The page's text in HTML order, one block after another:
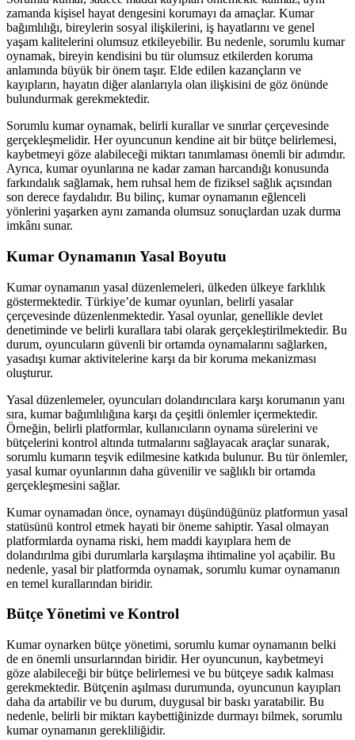
zamanda kişisel hayat dengesini korumayı da amaçlar. Kumar
bağımlılığı, bireylerin sosyal ilişkilerini, iş hayatlarını ve genel
yaşam kalitelerini olumsuz etkileyebilir. Bu nedenle, sorumlu kumar
oynamak, bireyin kendisini bu tür olumsuz etkilerden koruma
anlamında büyük bir önem taşır. Elde edilen kazançların ve
kayıpların, hayatın diğer alanlarıyla olan ilişkisini de göz önünde
bulundurmak gerekmektedir.
Sorumlu kumar oynamak, belirli kurallar ve sınırlar çerçevesinde
gerçekleşmelidir. Her oyuncunun kendine ait bir bütçe belirlemesi,
kaybetmeyi göze alabileceği miktarı tanımlaması önemli bir adımdır.
Ayrıca, kumar oyunlarına ne kadar zaman harcandığı konusunda
farkındalık sağlamak, hem ruhsal hem de fiziksel sağlık açısından
son derece faydalıdır. Bu bilinç, kumar oynamanın eğlenceli
yönlerini yaşarken aynı zamanda olumsuz sonuçlardan uzak durma
imkânı sunar.
Kumar Oynamanın Yasal Boyutu
Kumar oynamanın yasal düzenlemeleri, ülkeden ülkeye farklılık
göstermektedir. Türkiye’de kumar oyunları, belirli yasalar
çerçevesinde düzenlenmektedir. Yasal oyunlar, genellikle devlet
denetiminde ve belirli kurallara tabi olarak gerçekleştirilmektedir. Bu
durum, oyuncuların güvenli bir ortamda oynamalarını sağlarken,
yasadışı kumar aktivitelerine karşı da bir koruma mekanizması
oluşturur.
Yasal düzenlemeler, oyuncuları dolandırıcılara karşı korumanın yanı
sıra, kumar bağımlılığına karşı da çeşitli önlemler içermektedir.
Örneğin, belirli platformlar, kullanıcıların oynama sürelerini ve
bütçelerini kontrol altında tutmalarını sağlayacak araçlar sunarak,
sorumlu kumarın teşvik edilmesine katkıda bulunur. Bu tür önlemler,
yasal kumar oyunlarının daha güvenilir ve sağlıklı bir ortamda
gerçekleşmesini sağlar.
Kumar oynamadan önce, oynamayı düşündüğünüz platformun yasal
statüsünü kontrol etmek hayati bir öneme sahiptir. Yasal olmayan
platformlarda oynama riski, hem maddi kayıplara hem de
dolandırılma gibi durumlarla karşılaşma ihtimaline yol açabilir. Bu
nedenle, yasal bir platformda oynamak, sorumlu kumar oynamanın
en temel kurallarından biridir.
Bütçe Yönetimi ve Kontrol
Kumar oynarken bütçe yönetimi, sorumlu kumar oynamanın belki
de en önemli unsurlarından biridir. Her oyuncunun, kaybetmeyi
göze alabileceği bir bütçe belirlemesi ve bu bütçeye sadık kalması
gerekmektedir. Bütçenin aşılması durumunda, oyuncunun kayıpları
daha da artabilir ve bu durum, duygusal bir baskı yaratabilir. Bu
nedenle, belirli bir miktarı kaybettiğinizde durmayı bilmek, sorumlu
kumar oynamanın gerekliliğidir.